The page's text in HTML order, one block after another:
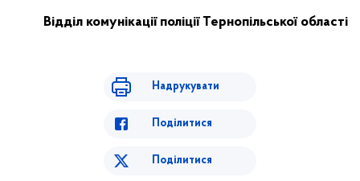
Відділ комунікації поліції Тернопільської області
Надрукувати
Поділитися
Поділитися